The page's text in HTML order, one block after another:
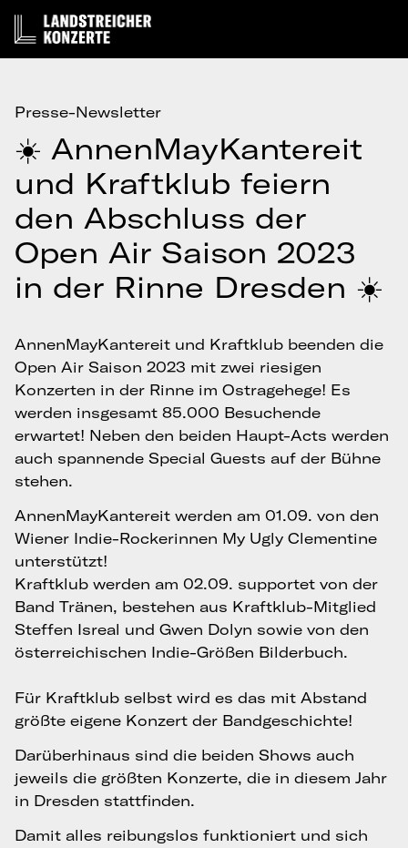
Presse-Newsletter
☀️ AnnenMayKantereit
und Kraftklub feiern
den Abschluss der
Open Air Saison 2023
in der Rinne Dresden ☀️
AnnenMayKantereit und Kraftklub beenden die
Open Air Saison 2023 mit zwei riesigen
Konzerten in der Rinne im Ostragehege! Es
werden insgesamt 85.000 Besuchende
erwartet! Neben den beiden Haupt-Acts werden
auch spannende Special Guests auf der Bühne
stehen.
AnnenMayKantereit werden am 01.09. von den
Wiener Indie-Rockerinnen My Ugly Clementine
unterstützt!
Kraftklub werden am 02.09. supportet von der
Band Tränen, bestehen aus Kraftklub-Mitglied
Steffen Isreal und Gwen Dolyn sowie von den
österreichischen Indie-Größen Bilderbuch.
Für Kraftklub selbst wird es das mit Abstand
größte eigene Konzert der Bandgeschichte!
Darüberhinaus sind die beiden Shows auch
jeweils die größten Konzerte, die in diesem Jahr
in Dresden stattfinden.
Damit alles reibungslos funktioniert und sich